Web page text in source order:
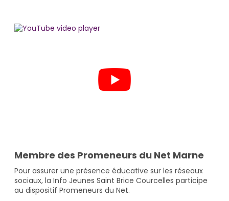
Membre des Promeneurs du Net Marne
Pour assurer une présence éducative sur les réseaux
sociaux, la Info Jeunes Saint Brice Courcelles participe
au dispositif Promeneurs du Net.